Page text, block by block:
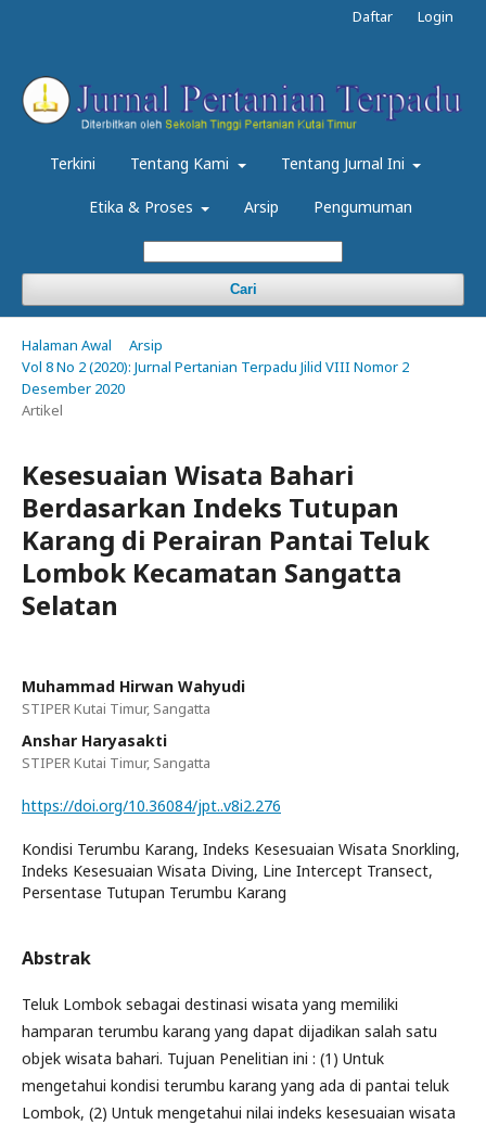
Terkini Tentang Kami Tentang Jurnal Ini
Etika & Proses Arsip Pengumuman
Cari
Daftar Login
Halaman Awal
Arsip
Vol 8 No 2 (2020): Jurnal Pertanian Terpadu Jilid VIII Nomor 2
Desember 2020
Artikel
Kesesuaian Wisata Bahari
Berdasarkan Indeks Tutupan
Karang di Perairan Pantai Teluk
Lombok Kecamatan Sangatta
Selatan
Muhammad Hirwan Wahyudi
STIPER Kutai Timur, Sangatta
Anshar Haryasakti
STIPER Kutai Timur, Sangatta
https://doi.org/10.36084/jpt..v8i2.276
Kondisi Terumbu Karang, Indeks Kesesuaian Wisata Snorkling,
Indeks Kesesuaian Wisata Diving, Line Intercept Transect,
Persentase Tutupan Terumbu Karang
Abstrak
Teluk Lombok sebagai destinasi wisata yang memiliki
hamparan terumbu karang yang dapat dijadikan salah satu
objek wisata bahari. Tujuan Penelitian ini : (1) Untuk
mengetahui kondisi terumbu karang yang ada di pantai teluk
Lombok, (2) Untuk mengetahui nilai indeks kesesuaian wisata